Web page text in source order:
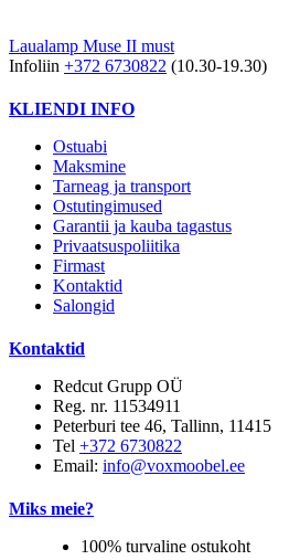
Laualamp Muse II must
Infoliin +372 6730822 (10.30-19.30)
KLIENDI INFO
Ostuabi
Maksmine
Tarneag ja transport
Ostutingimused
Garantii ja kauba tagastus
Privaatsuspoliitika
Firmast
Kontaktid
Salongid
Kontaktid
Redcut Grupp OÜ
Reg. nr. 11534911
Peterburi tee 46, Tallinn, 11415
Tel +372 6730822
Email: info@voxmoobel.ee
Miks meie?
100% turvaline ostukoht